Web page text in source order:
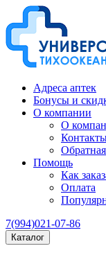
Адреса аптек
Бонусы и
О компании
О
Помощь
Как
Оплата
7(994)021-07-86
Каталог